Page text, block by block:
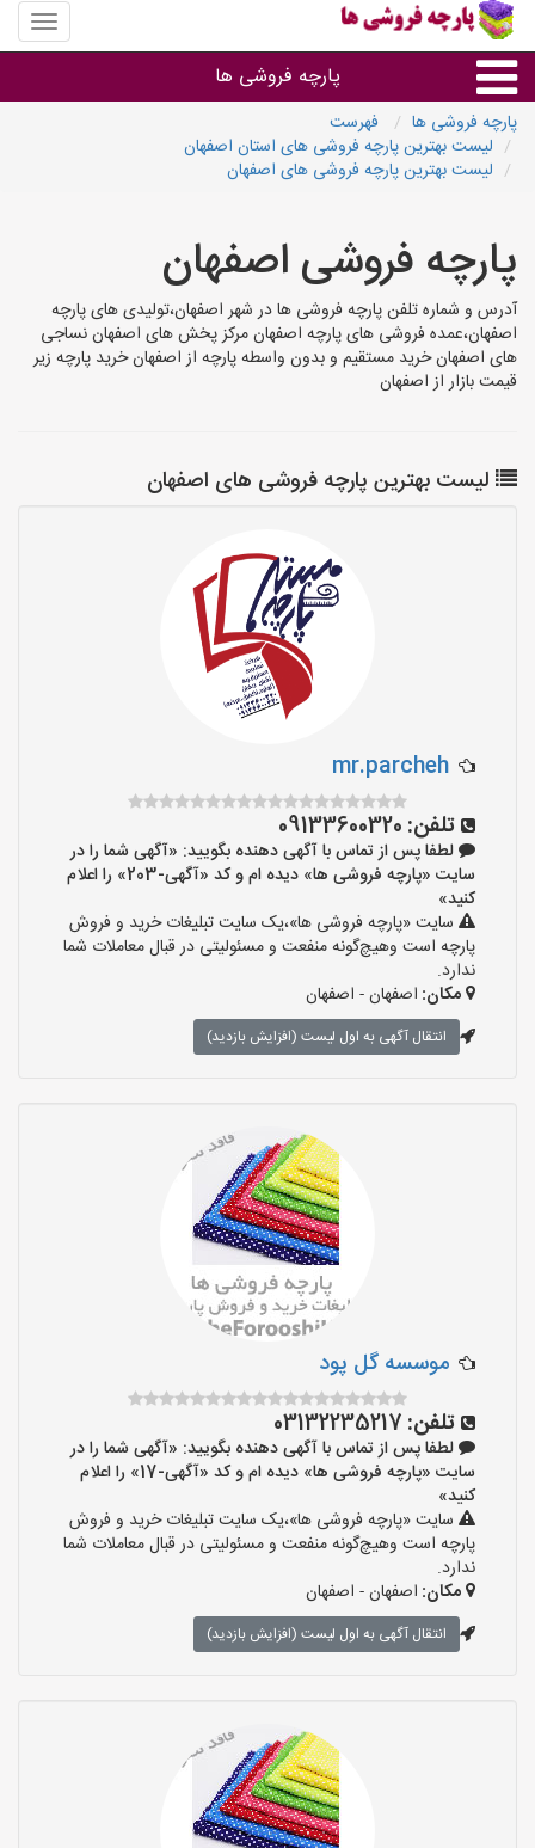
منوی
سایت
فروشی
پارچه فروشی ها
پارچه براساس جنس
پارچه فروشی های هر شهر
پارچه فروشی ها
فهرست
لیست بهترین پارچه فروشی های استان اصفهان
لیست بهترین پارچه فروشی های اصفهان
پارچه فروشی اصفهان
آدرس و شماره تلفن پارچه فروشی ها در شهر اصفهان،تولیدی های پارچه
اصفهان،عمده فروشی های پارچه اصفهان مرکز پخش های اصفهان نساجی
های اصفهان خرید مستقیم و بدون واسطه پارچه از اصفهان خرید پارچه زیر
قیمت بازار از اصفهان
لیست بهترین پارچه فروشی های اصفهان
mr.parcheh
تلفن: 09133600320
لطفا پس از تماس با آگهی دهنده بگویید: «آگهی شما را در
سایت «پارچه فروشی ها» دیده ام و کد «آگهی-203» را اعلام
کنید»
سایت «پارچه فروشی ها»،یک سایت تبلیغات خرید و فروش
پارچه است وهیچ‌گونه منفعت و مسئولیتی در قبال معاملات شما
ندارد.
مکان: اصفهان - اصفهان
انتقال آگهی به اول لیست (افزایش بازدید)
موسسه گل پود
تلفن: 03132235217
لطفا پس از تماس با آگهی دهنده بگویید: «آگهی شما را در
سایت «پارچه فروشی ها» دیده ام و کد «آگهی-17» را اعلام
کنید»
سایت «پارچه فروشی ها»،یک سایت تبلیغات خرید و فروش
پارچه است وهیچ‌گونه منفعت و مسئولیتی در قبال معاملات شما
ندارد.
مکان: اصفهان - اصفهان
انتقال آگهی به اول لیست (افزایش بازدید)